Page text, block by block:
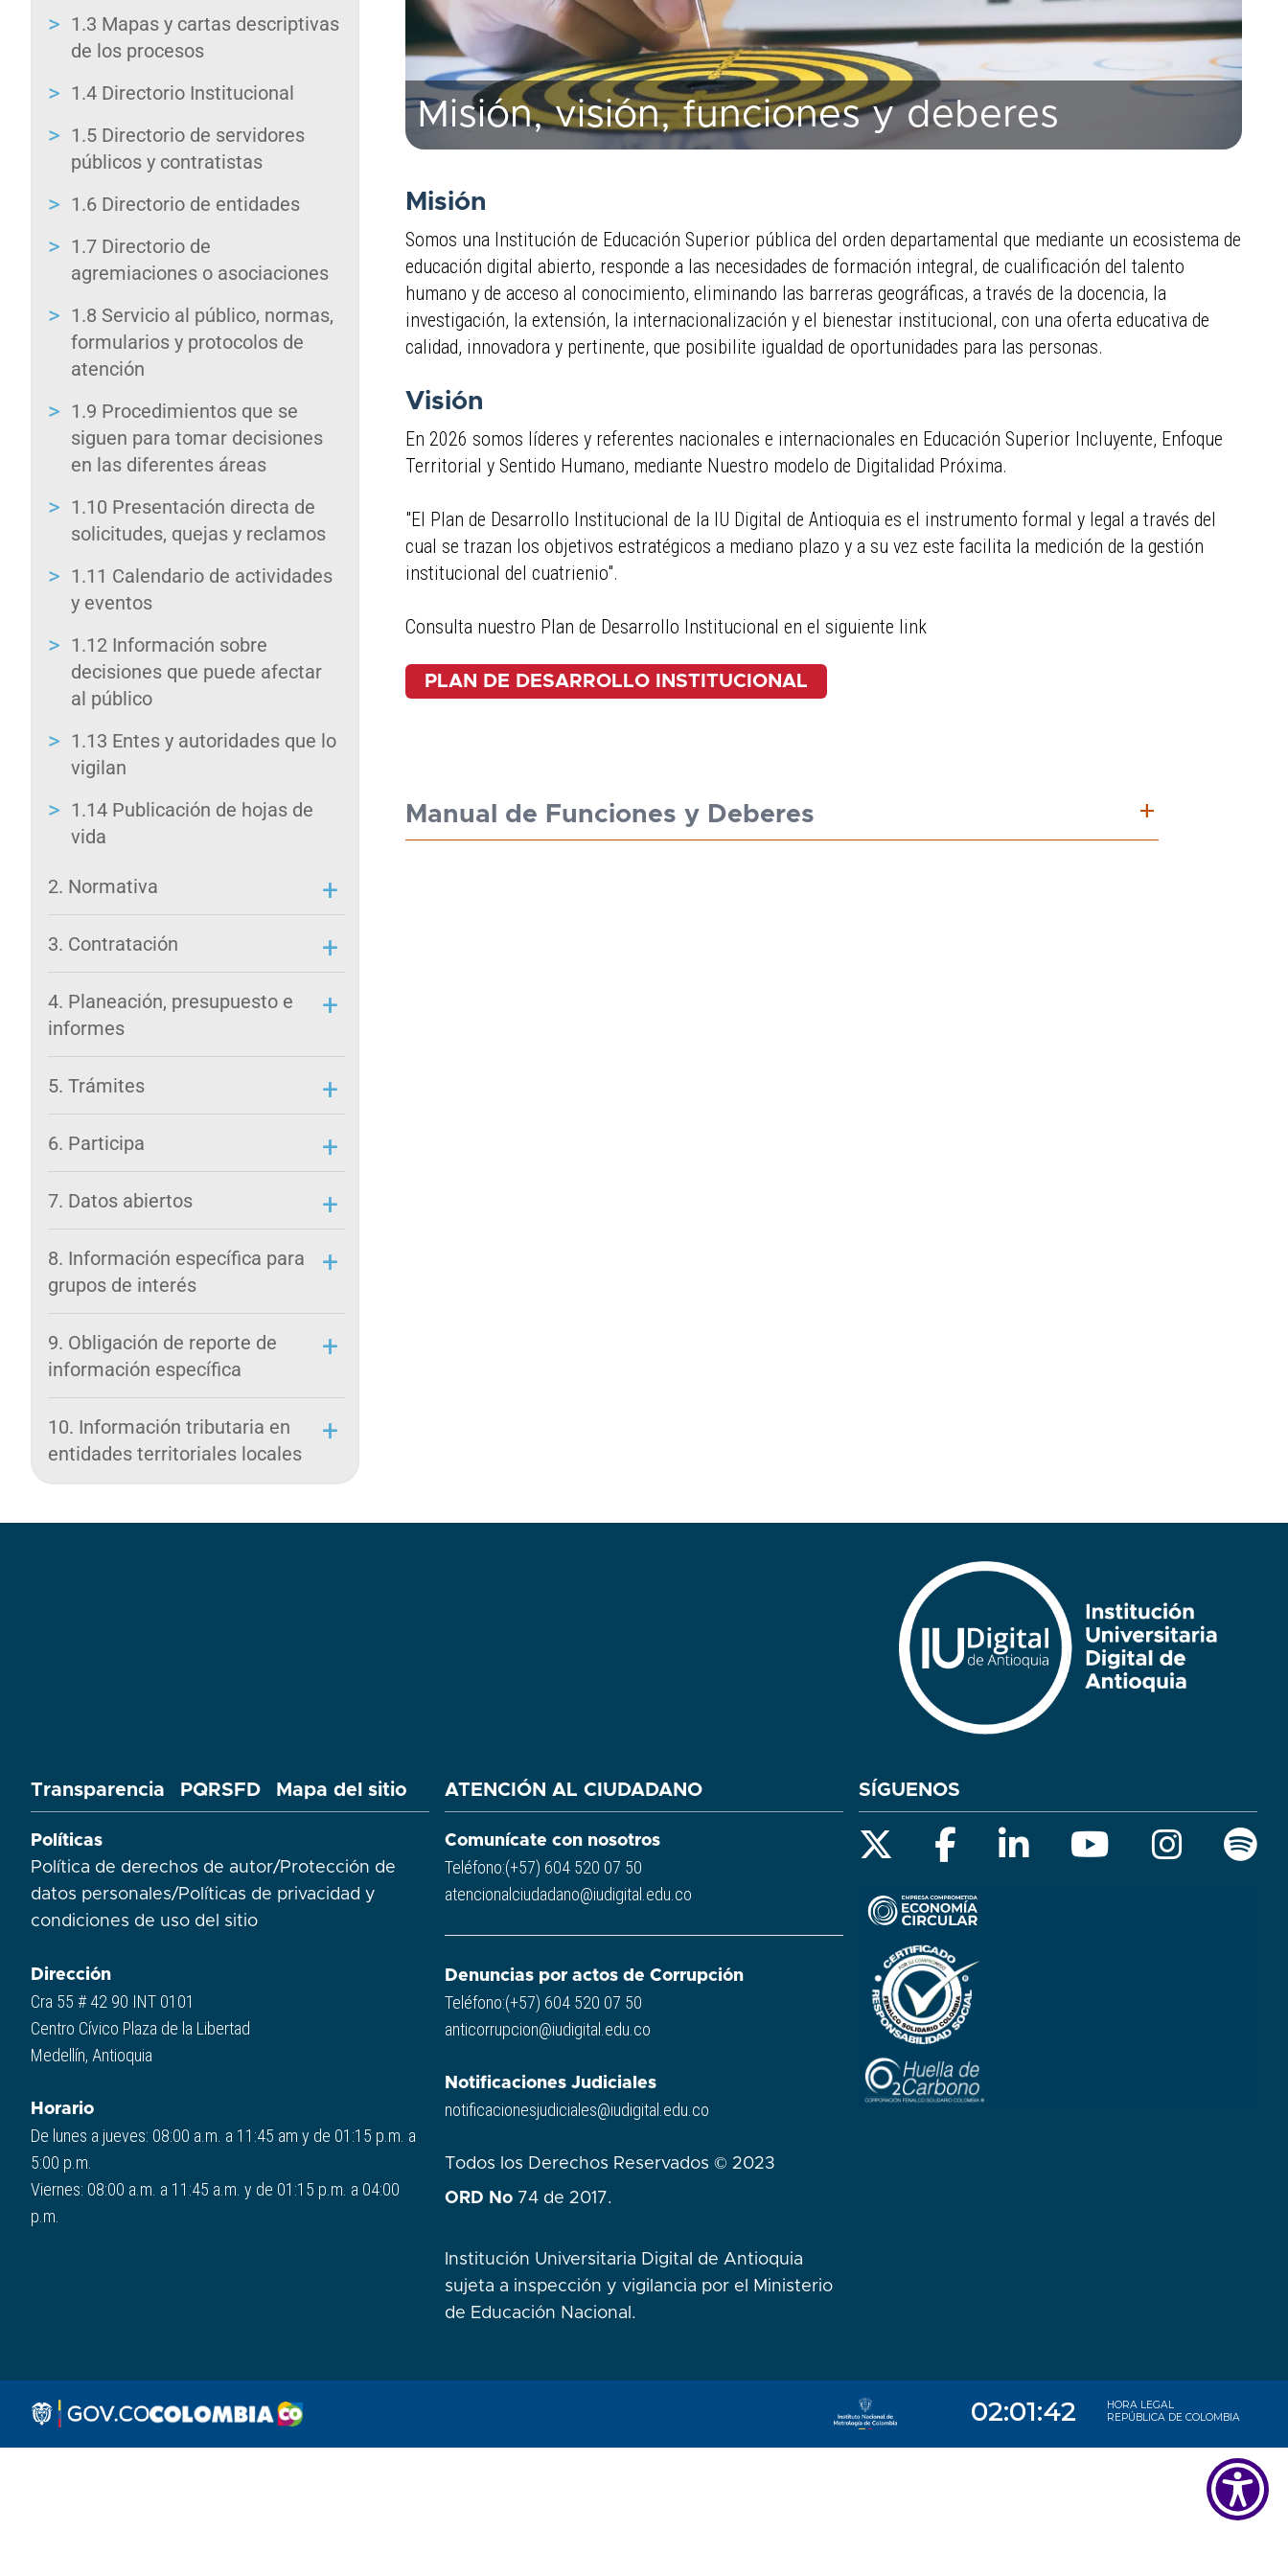
Accesibilidad,
navegar
1.3 Mapas y cartas descriptivas
de los procesos
1.4 Directorio Institucional
1.5 Directorio de servidores
públicos y contratistas​
1.6 Direct​orio d​e entidades​
1.7 Direct​orio d​e
agremiaciones o asociaciones
1.8 Servicio al público, normas,
formularios y protocolos de
atención
1.9 Procedimientos que se
siguen para tomar decisiones
en las diferentes áreas
1.10 Presentación directa de
solicitudes, quejas y reclamos
1.11 Calendario de actividades
y eventos
1.12 Información sobre
decisiones que puede afectar
al público
1.13 Entes y autoridades que lo
vigilan
1.14 Publicación de hojas de
vida
2. Normativa
3. Contratación
4. Planeación, presupuesto e
informes
5. Trámites
6. Participa
7. Datos abiertos
8. Información específica para
grupos de interés
9. Obligación de reporte de
información específica
10. Información tributaria en
entidades territoriales locales
Misión, visión, funciones y deberes​
Misión
Somos una Institución de Educación Superior pública del orden departamental que mediante un ecosistema de
educación digital abierto, responde a las necesidades de formación integral, de cualificación del talento
humano y de acceso al conocimiento, eliminando las barreras geográficas, a través de la docencia, la
investigación, la extensión, la internacionalización y el bienestar institucional, con una oferta educativa de
calidad, innovadora y pertinente, que posibilite igualdad de oportunidades para las personas.
Visión
En 2026 somos líderes y referentes nacionales e internacionales en Educación Superior Incluyente, Enfoque
Territorial y Sentido Humano, mediante Nuestro modelo de Digitalidad Próxima.
"El Plan de Desarrollo Institucional de la IU Digital de Antioquia es el instrumento formal y legal a través del
cual se trazan los objetivos estratégicos a mediano plazo y a su vez este facilita la medición de la gestión
institucional del cuatrienio".
Consulta nuestro Plan de Desarrollo Institucional en el siguiente link
PLAN DE DESARROLLO INSTITUCIONAL
Manual de Funciones y Deberes add
Transparencia PQRSFD Mapa del sitio
Políticas
Política de derechos de autor/Protección de
datos personales/Políticas de privacidad y
condiciones de uso del sitio​
Dirección
Cra 55 # 42 90 INT 0101
Centro Cívico Plaza de la Libertad
Medellín, Antioquia
Horario
De lunes a jueves: 08:00 a.m. a 11:45 am y de 01:15 p.m. a
5:00 p.m.
Viernes: 08:00 a.m. a 11:45 a.m. y de 01:15 p.m. a 04:00
p.m.
ATENCIÓN AL CIUDADANO
Comunícate con nosotros
Teléfono:(+57) 604 520 07 50
atencionalciudadano@iudigital.edu.co
Denuncias por actos de Corrupción
Teléfono:(+57) 604 520 07 50
anticorrupcion@iudigital.edu.co
Notificaciones Judiciales
notificacionesjudiciales@iudigital.edu.co
Todos los Derechos Reservados © 2023
ORD No 74 de 2017.
Institución Universitaria Digital de Antioquia
sujeta a inspección y vigilancia por el Ministerio
de Educación Nacional.
SÍGUENOS